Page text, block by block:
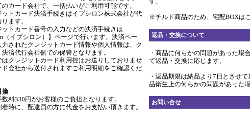
のカード会社で、一括払いがご利用可能です。
ットカード決済手続きはイプシロン株式会社が代
ます。
ットカード番号の入力などの決済手続きは
（イプシロン）】ページで行います。決済ペー
力されたクレジットカード情報や個人情報は、ク
決済代行会社側での保管となります。
はクレジットカード利用控はお送りしておりませ
ド会社から送付されますご利用明細をご確認くだ
換
数料330円がお客様のご負担となります。
着時に、配達員の方に代金をお支払い頂きます。
※チルド商品のため、宅配BOXは
返品・交換について
・商品に何らかの問題があった場
て返品・交換に応じます。
・返品期限は納品より7日とさせ
品衛生上の何らかの問題があった場
お問い合せ